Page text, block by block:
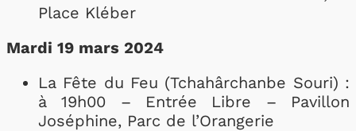
Place Kléber
Mardi 19 mars 2024
La Fête du Feu (Tchahârchanbe Souri) :
à 19h00 – Entrée Libre – Pavillon
Joséphine, Parc de l’Orangerie